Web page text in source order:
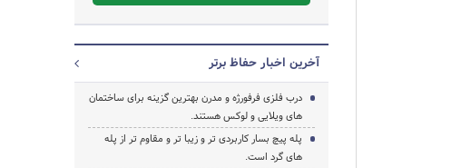
آخرین اخبار حفاظ برتر
درب فلزی فرفورژه و مدرن بهترین گزینه برای ساختمان
های ویلایی و لوکس هستند.
پله پیچ بسار کاربردی تر و زیبا تر و مقاوم تر از پله
های گرد است.